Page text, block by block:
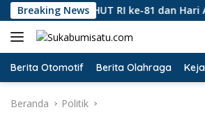
Langsung
ke
konten
Breaking News
HUT RI ke-81 dan Hari ASI
Berita Otomotif Berita Olahraga
Beranda Politik